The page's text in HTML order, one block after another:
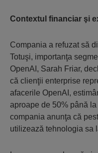
Contextul financiar şi
Compania a refuzat să
Totuşi, importanţa
OpenAI, Sarah Friar,
că clienţii enterprise
afacerile OpenAI,
aproape de 50% până
compania anunţa că
utilizează tehnologia sa